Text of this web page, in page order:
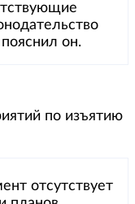
он.
по изъятию
отсутствует